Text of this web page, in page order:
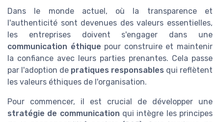
Dans le monde actuel, où la transparence et
l'authenticité sont devenues des valeurs essentielles,
les entreprises doivent s'engager dans une
communication éthique pour construire et maintenir
la confiance avec leurs parties prenantes. Cela passe
par l'adoption de pratiques responsables qui reflètent
les valeurs éthiques de l'organisation.
Pour commencer, il est crucial de développer une
stratégie de communication qui intègre les principes